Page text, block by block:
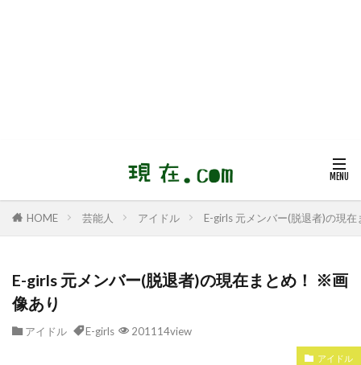
HOME 芸能人 アイドル E-girls 元メンバー(脱退者)の現
E-girls 元メンバー(脱退者)の現在まとめ！ ※画
像あり
アイドル E-girls 201114view
アイドル